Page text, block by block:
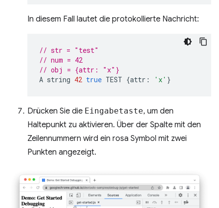
In diesem Fall lautet die protokollierte Nachricht:
// str = "test"
// num = 42
// obj = {attr: "x"}
A string 42 true TEST {attr : 'x' }
Drücken Sie die Eingabetaste, um den
Haltepunkt zu aktivieren. Über der Spalte mit den
Zeilennummern wird ein rosa Symbol mit zwei
Punkten angezeigt.